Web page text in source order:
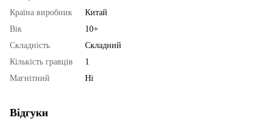
Країна виробник
Китай
Вік
10+
Складність
Складний
Кількість гравців
1
Магнітний
Ні
Відгуки